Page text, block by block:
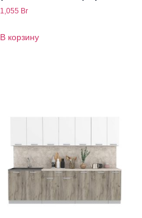
1,055 Br
В корзину